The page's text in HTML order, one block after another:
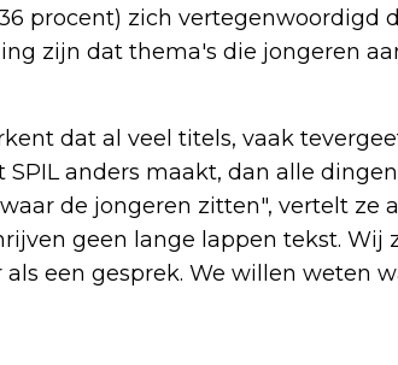
procent) zich vertegenwoordigd
zijn dat thema's die jongeren
dat al veel titels, vaak
anders maakt, dan alle
de jongeren zitten", vertelt ze
geen lange lappen tekst. Wij
een gesprek. We willen weten